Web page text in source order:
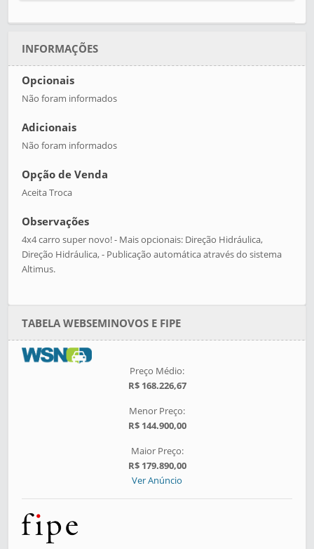
INFORMAÇÕES
Opcionais
Não foram informados
Adicionais
Não foram informados
Opção de Venda
Aceita Troca
Observações
4x4 carro super novo! - Mais opcionais: Direção Hidráulica,
Direção Hidráulica, - Publicação automática através do sistema
Altimus.
TABELA WEBSEMINOVOS E FIPE
Preço Médio:
R$ 168.226,67
Menor Preço:
R$ 144.900,00
Maior Preço:
R$ 179.890,00
Ver Anúncio